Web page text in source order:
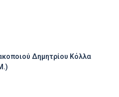
Δημητρίου Κόλλα